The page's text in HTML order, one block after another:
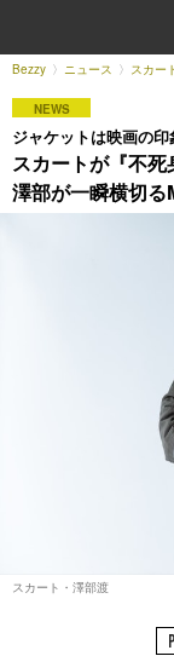
Bezzy ニュース スカー
NEWS
ジャケットは映画の
スカートが『不死
澤部が一瞬横切
スカート・澤部渡